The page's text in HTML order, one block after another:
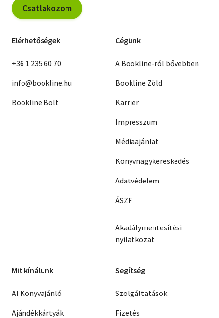
Csatlakozom
Elérhetőségek
+36 1 235 60 70
info@bookline.hu
Bookline Bolt
Cégünk
A Bookline-ról bővebben
Bookline Zöld
Karrier
Impresszum
Médiaajánlat
Könyvnagykereskedés
Adatvédelem
ÁSZF
Akadálymentesítési
nyilatkozat
Mit kínálunk
AI Könyvajánló
Ajándékkártyák
Segítség
Szolgáltatások
Fizetés